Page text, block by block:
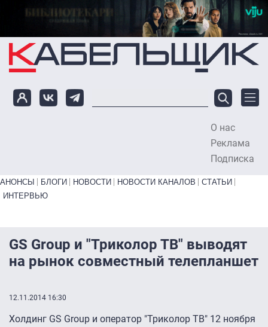
Перейти к основному содержанию
О нас
Реклама
Подписка
Primary links bottom
АНОНСЫ БЛОГИ НОВОСТИ НОВОСТИ КАНАЛОВ
СТАТЬИ
ИНТЕРВЬЮ
GS Group и "Триколор ТВ" выводят
на рынок совместный телепланшет
12.11.2014 16:30
Холдинг GS Group и оператор "Триколор ТВ" 12 ноября